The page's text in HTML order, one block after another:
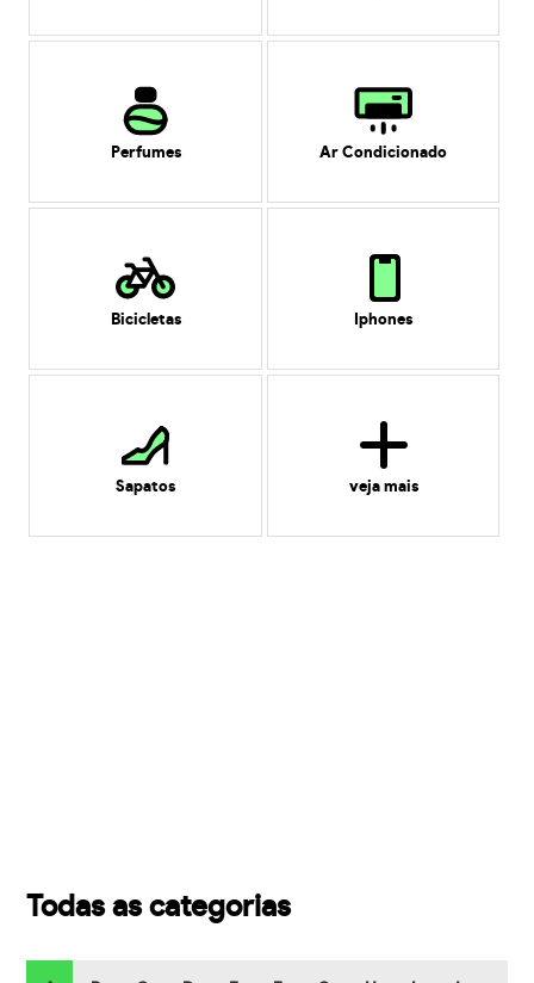
Perfumes Ar Condicionado
Bicicletas Iphones
Sapatos veja mais
Todas as categorias